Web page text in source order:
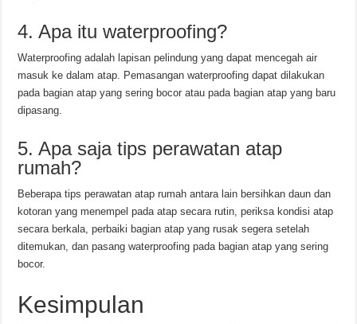
4. Apa itu waterproofing?
Waterproofing adalah lapisan pelindung yang dapat mencegah air
masuk ke dalam atap. Pemasangan waterproofing dapat dilakukan
pada bagian atap yang sering bocor atau pada bagian atap yang baru
dipasang.
5. Apa saja tips perawatan atap
rumah?
Beberapa tips perawatan atap rumah antara lain bersihkan daun dan
kotoran yang menempel pada atap secara rutin, periksa kondisi atap
secara berkala, perbaiki bagian atap yang rusak segera setelah
ditemukan, dan pasang waterproofing pada bagian atap yang sering
bocor.
Kesimpulan